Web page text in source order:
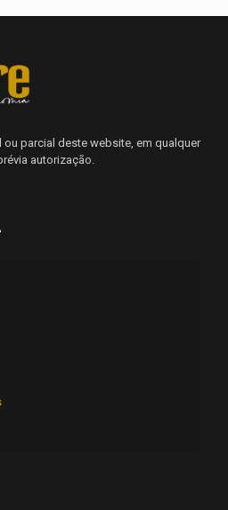
parcial deste website, em qualquer
autorização.